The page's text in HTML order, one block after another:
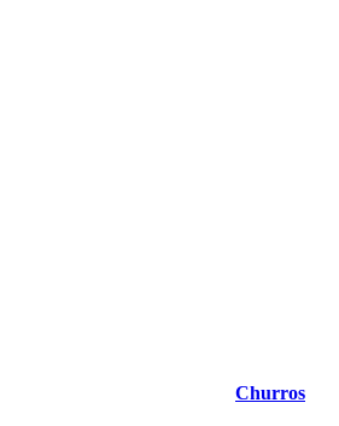
Churros